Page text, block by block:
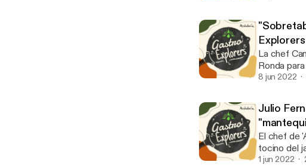
Explorers
La chef
Ronda
8 jun 2022
Julio
El chef de
tocino del
1 jun 2022